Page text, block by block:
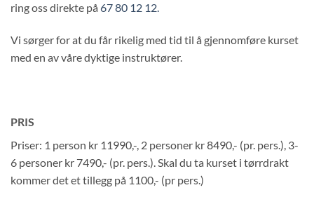
ring oss direkte på 67 80 12 12.
Vi sørger for at du får rikelig med tid til å gjennomføre kurset
med en av våre dyktige instruktører.
PRIS
Priser: 1 person kr 11990,-, 2 personer kr 8490,- (pr. pers.), 3-
6 personer kr 7490,- (pr. pers.). Skal du ta kurset i tørrdrakt
kommer det et tillegg på 1100,- (pr pers.)